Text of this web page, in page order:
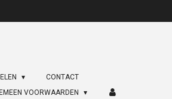
CONTACT
VOORWAARDEN